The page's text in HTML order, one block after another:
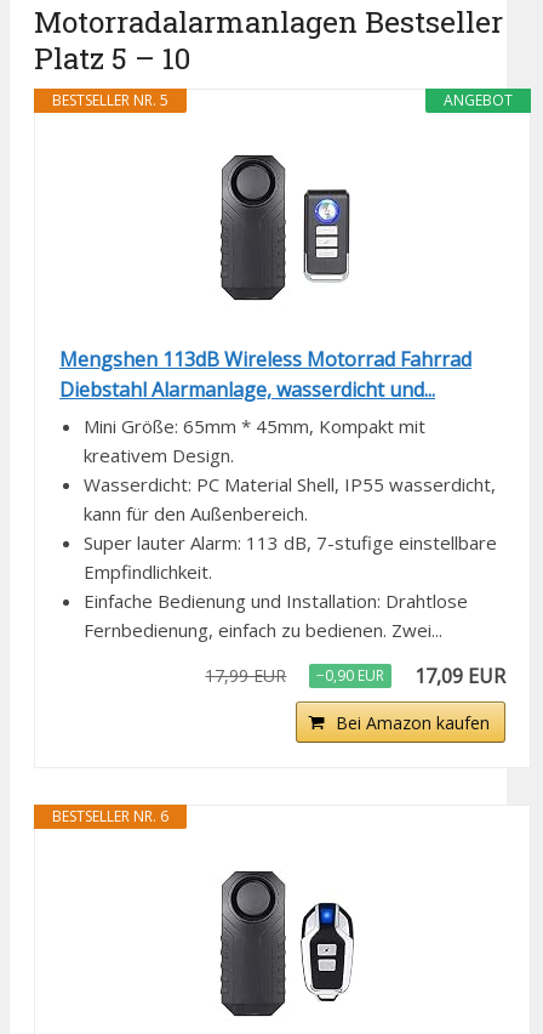
Motorradalarmanlagen Bestseller
Platz 5 – 10
ANGEBOT
BESTSELLER NR. 5
Mengshen 113dB Wireless Motorrad Fahrrad
Diebstahl Alarmanlage, wasserdicht und...
Mini Größe: 65mm * 45mm, Kompakt mit
kreativem Design.
Wasserdicht: PC Material Shell, IP55 wasserdicht,
kann für den Außenbereich.
Super lauter Alarm: 113 dB, 7-stufige einstellbare
Empfindlichkeit.
Einfache Bedienung und Installation: Drahtlose
Fernbedienung, einfach zu bedienen. Zwei...
17,99 EUR −0,90 EUR 17,09 EUR
Bei Amazon kaufen
BESTSELLER NR. 6